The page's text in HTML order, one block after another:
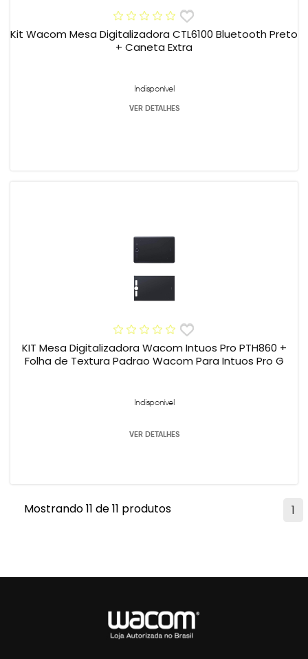
Kit Wacom Mesa Digitalizadora CTL6100 Bluetooth Preto
+ Caneta Extra
Indisponível
VER DETALHES
KIT Mesa Digitalizadora Wacom Intuos Pro PTH860 +
Folha de Textura Padrao Wacom Para Intuos Pro G
Indisponível
VER DETALHES
1
Mostrando 11 de 11 produtos